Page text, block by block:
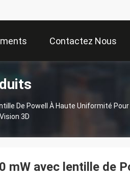
Contactez Nous
De Powell À Haute Uniformité Pour
3D
mW avec lentille de